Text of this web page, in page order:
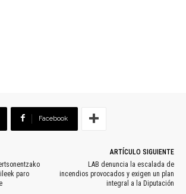
Facebook
paro
ARTÍCULO SIGUIENTE
LAB denuncia la escalada de
incendios provocados y exigen un plan
integral a la Diputación